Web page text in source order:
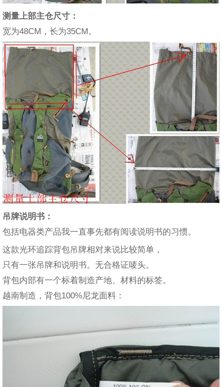
测量上部主仓尺寸：
宽为48CM，长为35CM。
吊牌说明书：
包括电器类产品我一直事先都有阅读说明书的习惯。
这款光环追踪背包吊牌相对来说比较简单，
只有一张吊牌和说明书。无合格证唛头。
背包内部有一个标着制造产地、材料的标签。
越南制造，背包100%尼龙面料：